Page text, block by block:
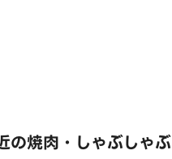
の焼肉・しゃぶしゃぶ